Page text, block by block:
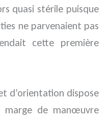
quasi stérile puisque
ne parvenaient pas
cette première
d’orientation dispose
marge de manœuvre